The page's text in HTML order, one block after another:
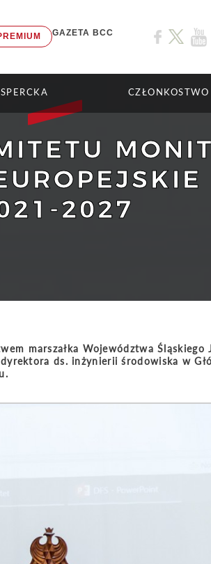
GAZETA BCC
CZŁONKOSTWO
2027
marszałka Województwa Śląskiego
ds. inżynierii środowiska w